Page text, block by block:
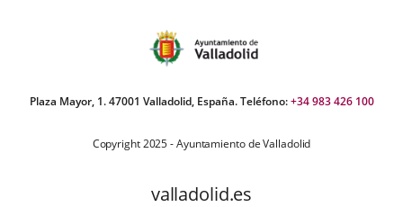
Plaza Mayor, 1. 47001 Valladolid, España. Teléfono:+34 983 426 100
Copyright 2025 - Ayuntamiento de Valladolid
valladolid.es